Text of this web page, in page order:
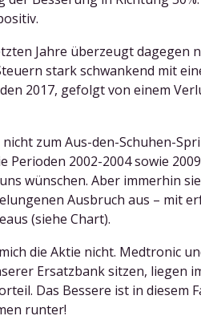
Jahre überzeugt dagegen
stark schwankend mit
2017, gefolgt von einem
zum Aus-den-Schuhen-
2002-2004 sowie
wünschen. Aber immerhin
Ausbruch aus – mit
(siehe Chart).
die Aktie nicht. Medtronic
Ersatzbank sitzen, liegen
Das Bessere ist in diesem
runter!